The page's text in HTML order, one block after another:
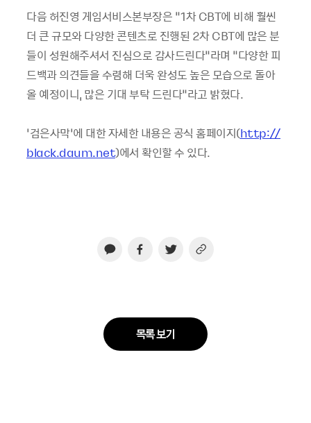
다음 허진영 게임서비스본부장은 “1차 CBT에 비해 훨씬
더 큰 규모와 다양한 콘텐츠로 진행된 2차 CBT에 많은 분
들이 성원해주셔서 진심으로 감사드린다”라며 “다양한 피
드백과 의견들을 수렴해 더욱 완성도 높은 모습으로 돌아
올 예정이니, 많은 기대 부탁 드린다”라고 밝혔다.
‘검은사막’에 대한 자세한 내용은 공식 홈페이지(http://
black.daum.net)에서 확인할 수 있다.
목록 보기